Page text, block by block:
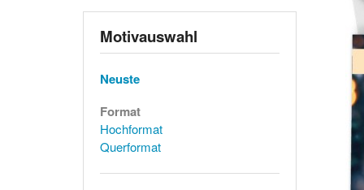
Motivauswahl
Neuste
Format
Hochformat
Querformat